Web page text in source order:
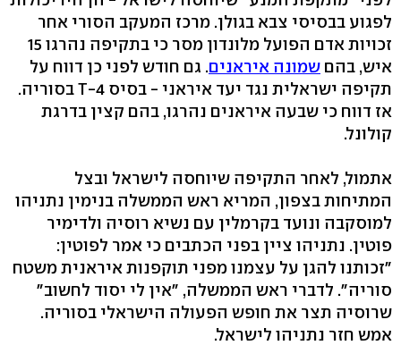
לפגוע בבסיסי צבא בגולן. מרכז המעקב הסורי אחר
זכויות אדם הפועל מלונדון מסר כי בתקיפה נהרגו 15
איש, בהם שמונה איראנים. גם חודש לפני כן דווח על
תקיפה ישראלית נגד יעד איראני - בסיס T-4 בסוריה.
אז דווח כי שבעה איראנים נהרגו, בהם קצין בדרגת
קולונל.
אתמול, לאחר התקיפה שיוחסה לישראל ובצל
המתיחות בצפון, המריא ראש הממשלה בנימין נתניהו
למוסקבה ונועד בקרמלין עם נשיא רוסיה ולדימיר
פוטין. נתניהו ציין בפני הכתבים כי אמר לפוטין:
"זכותנו להגן על עצמנו מפני תוקפנות איראנית משטח
סוריה". לדברי ראש הממשלה, "אין לי יסוד לחשוב"
שרוסיה תצר את חופש הפעולה הישראלי בסוריה.
אמש חזר נתניהו לישראל.